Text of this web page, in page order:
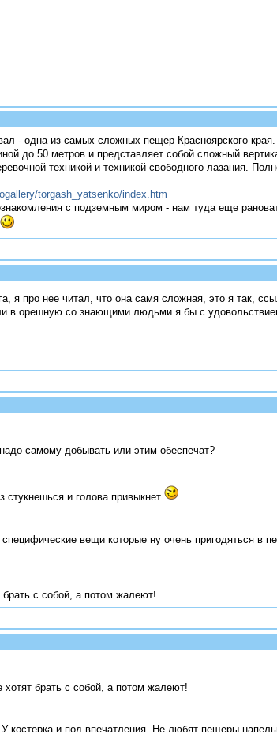
- одна из самых сложных пещер Красноярского
до 50 метров и представляет собой сложный
техникой и техникой свободного лазания.
torgash_yatsenko/index.htm
с подземным миром - нам туда еще
я про нее читал, что она самя сложная, это я так,
в орешную со знающими людьми я бы с
самому добывать или этим обеспечат?
стукнешься и голова привыкнет
специфические вещи которые ну очень пригодяться в
брать с собой, а потом жалеют!
хотят брать с собой, а потом жалеют!
костерка и под впечатления. Не любят пещеры